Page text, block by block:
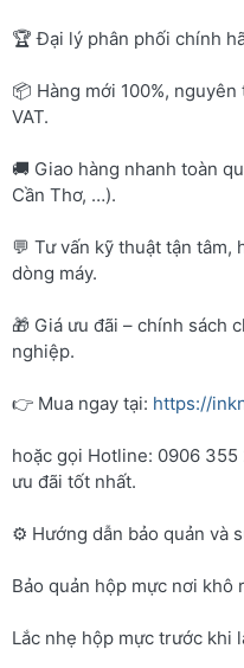
🏆 Đại lý phân phối chính
📦 Hàng mới 100%,
VAT.
🚚 Giao hàng nhanh toàn
Cần Thơ, …).
💬 Tư vấn kỹ thuật tận
dòng máy.
🎁 Giá ưu đãi – chính sách
nghiệp.
👉 Mua ngay tại: https://
hoặc gọi Hotline: 0906
ưu đãi tốt nhất.
⚙️ Hướng dẫn bảo quản và
Bảo quản hộp mực nơi khô
Lắc nhẹ hộp mực trước khi